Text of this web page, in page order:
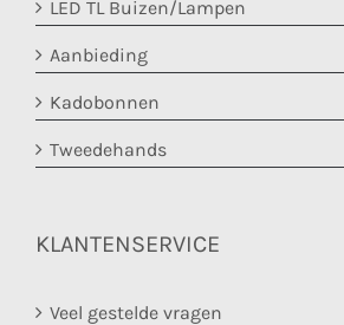
LED TL Buizen/Lampen
Aanbieding
Kadobonnen
Tweedehands
KLANTENSERVICE
Veel gestelde vragen